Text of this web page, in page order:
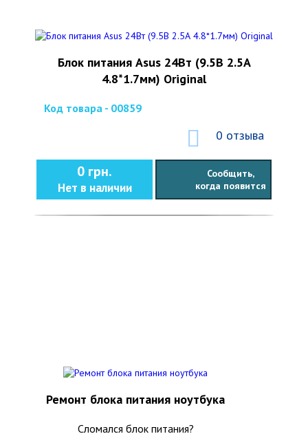
Блок питания Asus 24Вт (9.5В 2.5А
4.8*1.7мм) Original
Код товара - 00859
0 отзыва
0 грн.
Нет в наличии
Сообщить,
когда появится
Ремонт блока питания ноутбука
Сломался блок питания?